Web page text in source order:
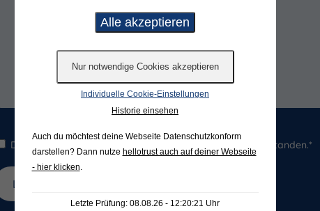
Die Hinweise zum habe ich gelesen und verstanden.*
Individuelle Cookie-Einstellungen
Historie einsehen
Auch du möchtest deine Webseite Datenschutzkonform
darstellen? Dann nutze hellotrust auch auf deiner Webseite
- hier klicken
Letzte Prüfung: 08.08.26 - 12:20:21 Uhr